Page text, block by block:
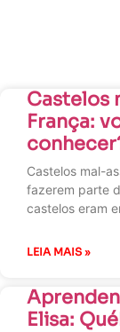
Castelos
França:
Castelos mal-
fazerem parte
castelos eram
LEIA MAIS »
Elisa: